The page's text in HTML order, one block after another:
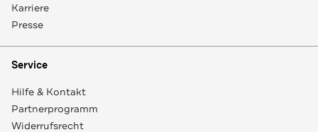
Karriere
Presse
Service
Hilfe & Kontakt
Partnerprogramm
Widerrufsrecht